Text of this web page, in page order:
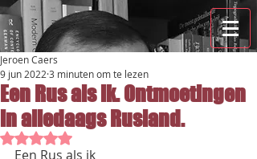
Een Rus als ik. Ontmoetingen
in alledaags Rusland.
Jeroen Caers
9 jun 2022 3 minuten om te lezen
Beoordeeld met NaN uit 5 sterren.
Een Rus als ik